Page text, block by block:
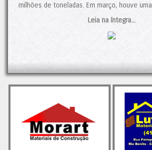
milhões de toneladas. Em março, houve
acentuada, com 10,6% menos vendas do
período de 2023.
A redução nas vendas é atribuída a uma
na renda das famílias e o aumento do
Apesar desses desafios, ainda há
setor de construção mantém um
especialmente em relação ao segmento
terrenos e às obras de infraestrutura e
mercado imobiliário de baixa renda está
impulsionado principalmente por
Leia na íntegra...